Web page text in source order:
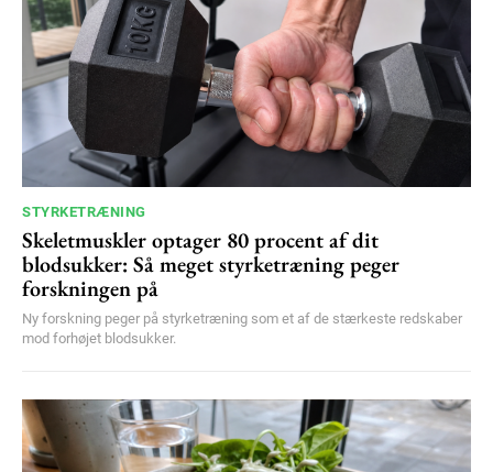
STYRKETRÆNING
Skeletmuskler optager 80 procent af dit
blodsukker: Så meget styrketræning peger
forskningen på
Ny forskning peger på styrketræning som et af de stærkeste redskaber
mod forhøjet blodsukker.